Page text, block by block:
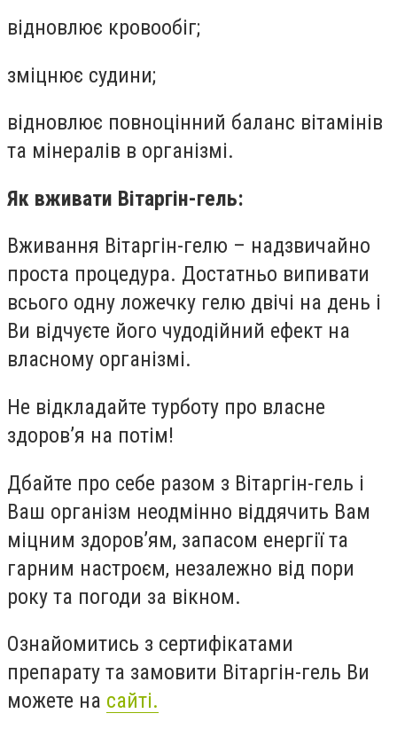
відновлює кровообіг;
зміцнює судини;
відновлює повноцінний баланс вітамінів
та мінералів в організмі.
Як вживати Вітаргін-гель:
Вживання Вітаргін-гелю – надзвичайно
проста процедура. Достатньо випивати
всього одну ложечку гелю двічі на день і
Ви відчуєте його чудодійний ефект на
власному організмі.
Не відкладайте турботу про власне
здоров’я на потім!
Дбайте про себе разом з Вітаргін-гель і
Ваш організм неодмінно віддячить Вам
міцним здоров’ям, запасом енергії та
гарним настроєм, незалежно від пори
року та погоди за вікном.
Ознайомитись з сертифікатами
препарату та замовити Вітаргін-гель Ви
можете на сайті.